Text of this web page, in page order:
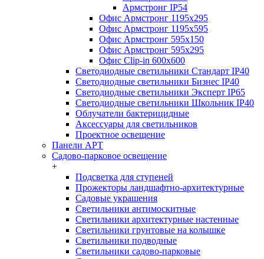
Армстронг IP54
Офис Армстронг 1195x295
Офис Армстронг 1195x595
Офис Армстронг 595x150
Офис Армстронг 595x295
Офис Clip-in 600x600
Светодиодные светильники Стандарт IP40
Светодиодные светильники Бизнес IP40
Светодиодные светильники Эксперт IP65
Светодиодные светильники Школьник IP40
Облучатели бактерицидные
Аксессуары для светильников
Проектное освещение
Панели АРТ
Садово-парковое освещение
+
Подсветка для ступеней
Прожекторы ландшафтно-архитектурные
Садовые украшения
Светильники антимоскитные
Светильники архитектурные настенные
Светильники грунтовые на колышке
Светильники подводные
Светильники садово-парковые